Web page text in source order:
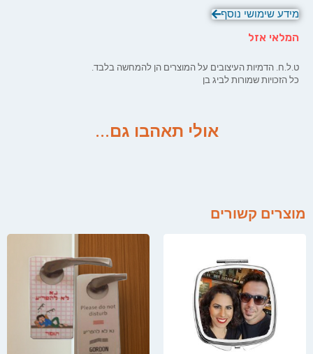
מידע שימושי נוסף
המלאי אזל
ט.ל.ח. הדמיות העיצובים על המוצרים הן להמחשה בלבד.
כל הזכויות שמורות לביג בן
אולי תאהבו גם...
מוצרים קשורים